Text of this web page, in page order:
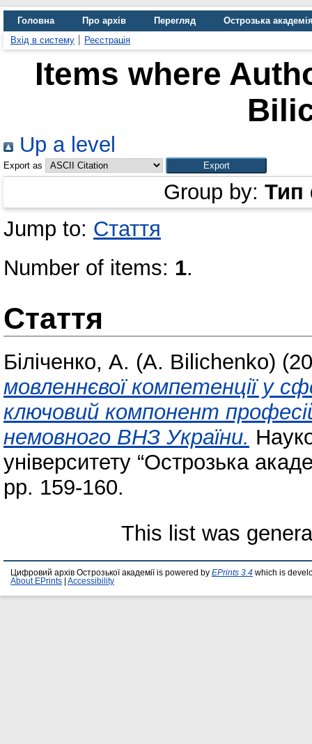
Головна Про архів Перегляд
Острозька
Вхід в систему
Реєстрація
Items where
Up a level
Export as
Group by: Тип
Jump to: Стаття
Number of items: 1.
Стаття
Біліченко, А. (A. Bilichenko)
мовленнєвої компетенції у
ключовий компонент
немовного ВНЗ України.
університету “Острозька
pp. 159-160.
This list was
Цифровий архів Острозької академії is powered by EPrints 3.4 which is
About EPrints
Accessibility